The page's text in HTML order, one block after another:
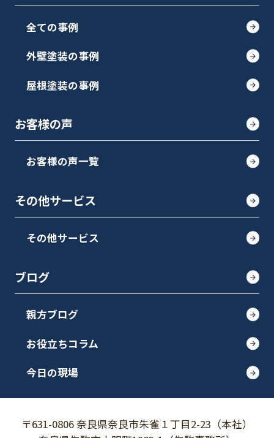
全ての事例
外壁塗装の事例
屋根塗装の事例
お客様の声
お客様の声一覧
その他サービス
その他サービス
ブログ
親方ブログ
お役立ちコラム
今日の現場
〒631-0806 奈良県奈良市朱雀１丁目2-23（本社）